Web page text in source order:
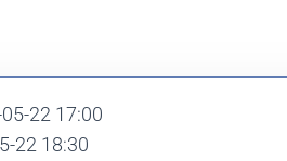
22 17:00
22 18:30